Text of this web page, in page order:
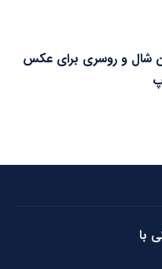
شال و روسری برای عکس
با